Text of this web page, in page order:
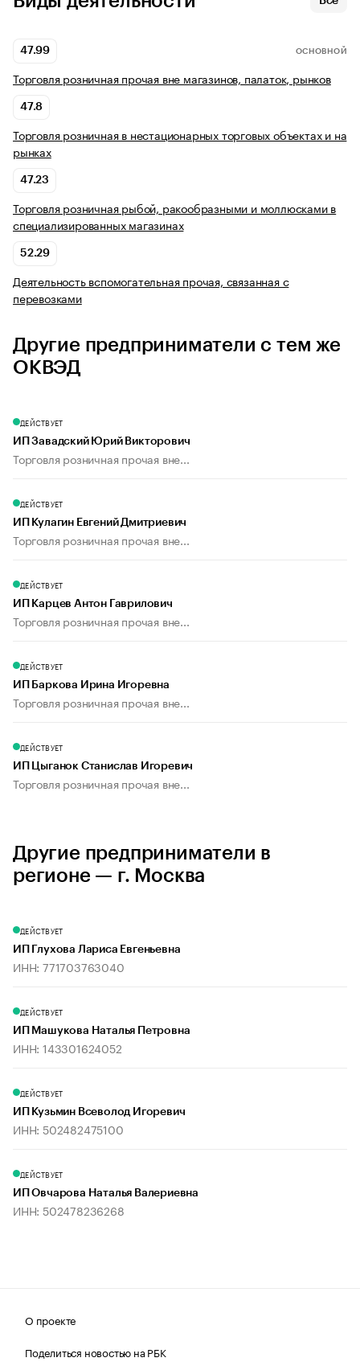
47.99 ОСНОВНОЙ
Торговля розничная прочая вне магазинов, палаток, рынков
47.8
Торговля розничная в нестационарных торговых объектах и на
рынках
47.23
Торговля розничная рыбой, ракообразными и моллюсками в
специализированных магазинах
52.29
Деятельность вспомогательная прочая, связанная с
перевозками
Другие предприниматели с тем же
ОКВЭД
ДЕЙСТВУЕТ
ИП Завадский Юрий Викторович
Торговля розничная прочая вне...
ДЕЙСТВУЕТ
ИП Кулагин Евгений Дмитриевич
Торговля розничная прочая вне...
ДЕЙСТВУЕТ
ИП Карцев Антон Гаврилович
Торговля розничная прочая вне...
ДЕЙСТВУЕТ
ИП Баркова Ирина Игоревна
Торговля розничная прочая вне...
ДЕЙСТВУЕТ
ИП Цыганок Станислав Игоревич
Торговля розничная прочая вне...
Другие предприниматели в
регионе — г. Москва
ДЕЙСТВУЕТ
ИП Глухова Лариса Евгеньевна
ИНН: 771703763040
ДЕЙСТВУЕТ
ИП Машукова Наталья Петровна
ИНН: 143301624052
ДЕЙСТВУЕТ
ИП Кузьмин Всеволод Игоревич
ИНН: 502482475100
ДЕЙСТВУЕТ
ИП Овчарова Наталья Валериевна
ИНН: 502478236268
О проекте
Поделиться новостью на РБК